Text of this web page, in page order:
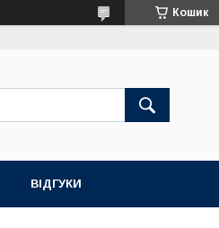
Кошик
ВІДГУКИ